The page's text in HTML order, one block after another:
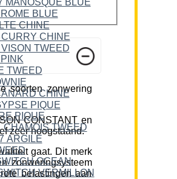
soorten zonwering
CONSTANT en
zeer hoogstaand.
gaat. Dit merk
zonweringsysteem
belastingen aan